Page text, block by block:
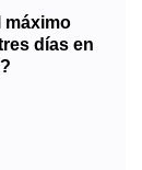
máximo
días en